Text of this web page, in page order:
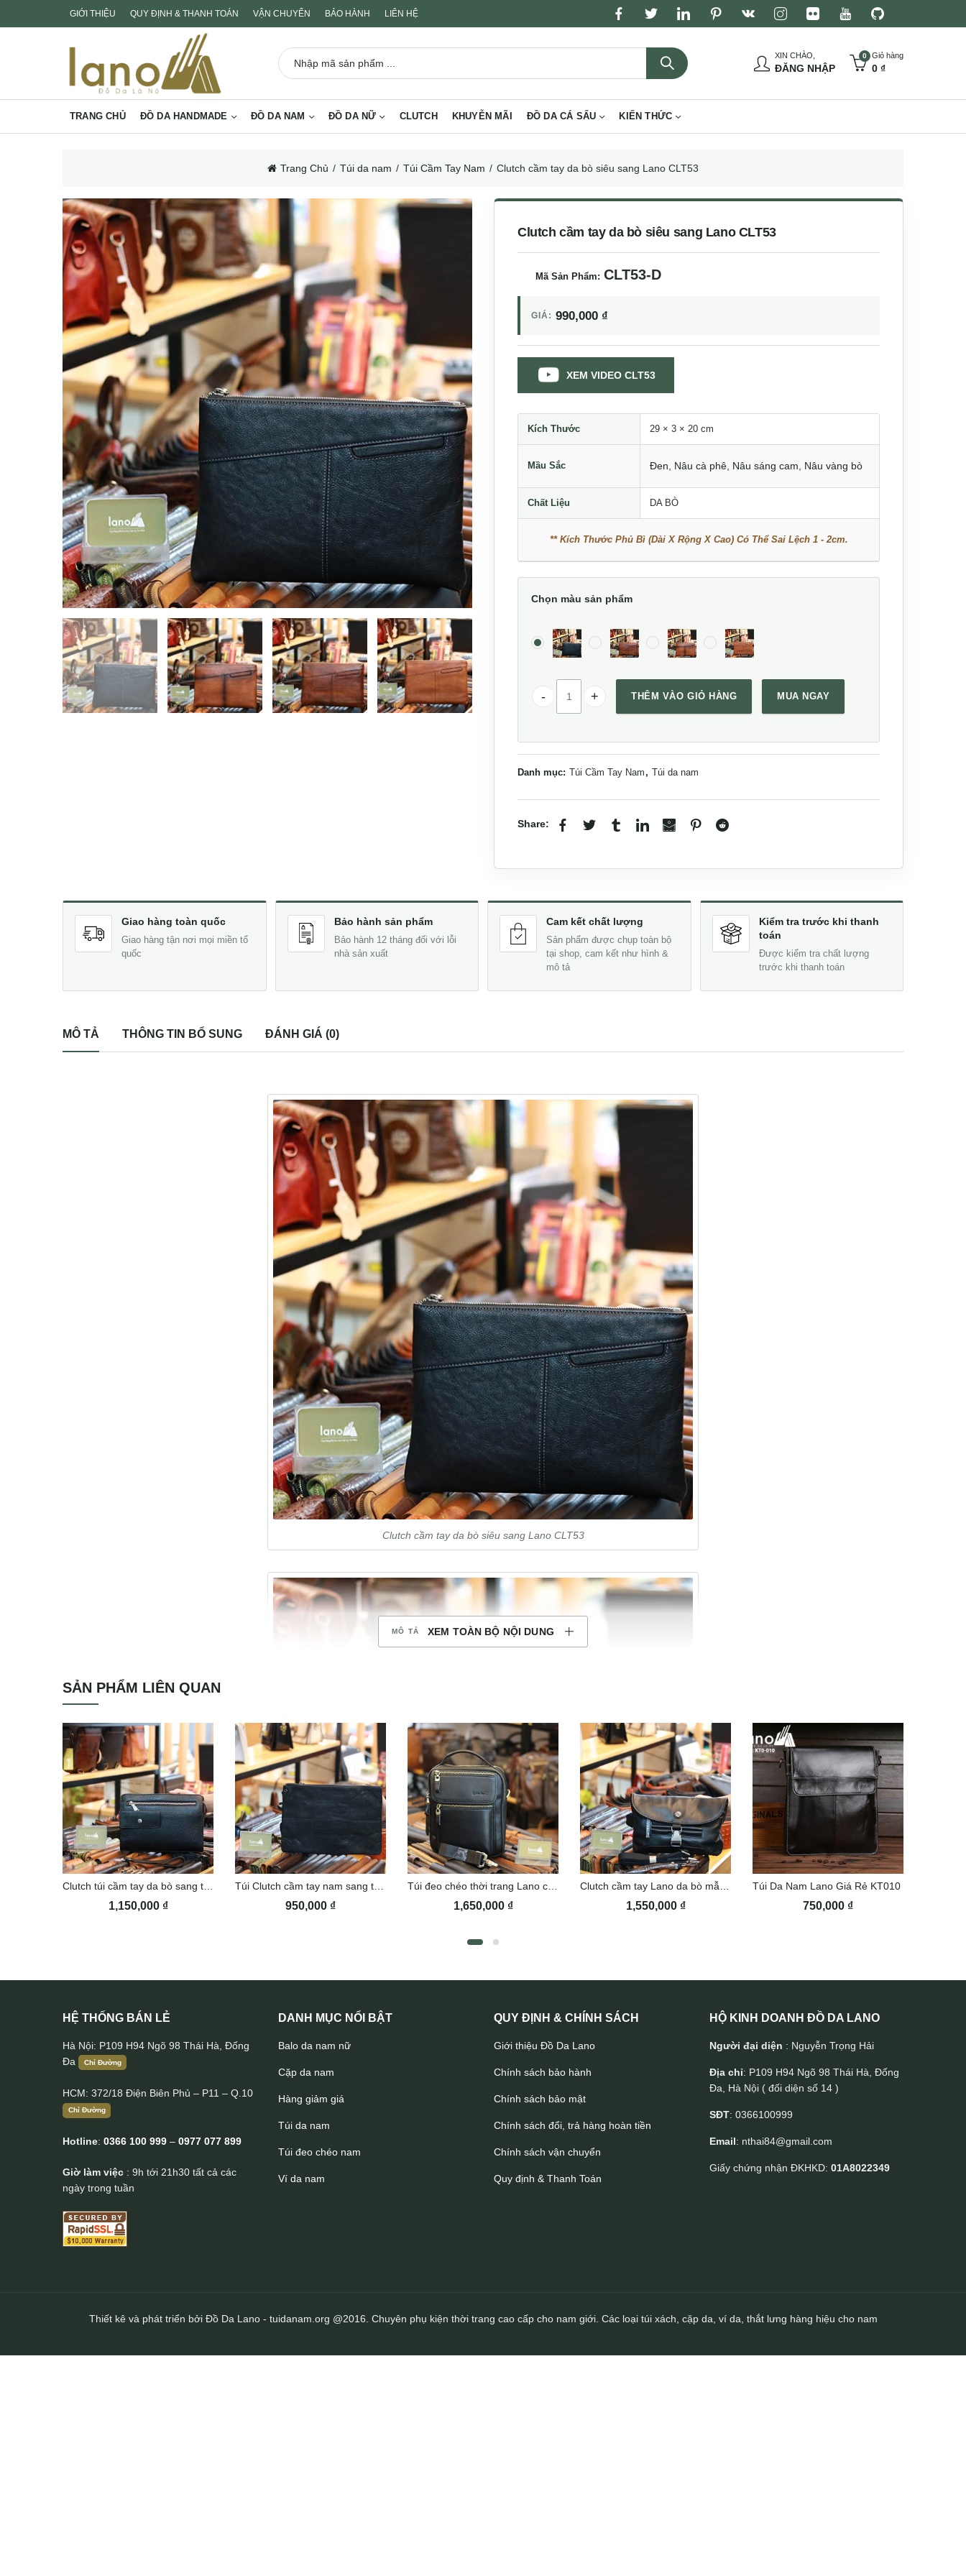
GIỚI THIỆU QUY ĐỊNH & THANH TOÁN VẬN CHUYỂN BẢO HÀNH LIÊN HỆ
XIN CHÀO,
ĐĂNG NHẬP
0 Giỏ hàng
0 ₫
TRANG CHỦ ĐỒ DA HANDMADE ĐỒ DA NAM ĐỒ DA NỮ CLUTCH KHUYỄN MÃI ĐỒ DA CÁ SẤU KIẾN THỨC
Trang Chủ Túi da nam Túi Cầm Tay Nam Clutch cầm tay da bò siêu sang Lano CLT53
Clutch cầm tay da bò siêu sang Lano CLT53
Mã Sản Phẩm: CLT53-D
GIÁ: 990,000 ₫
XEM VIDEO CLT53
Kích Thước 29 × 3 × 20 cm
Mầu Sắc Đen Nâu cà phê Nâu sáng cam Nâu vàng bò
Chất Liệu DA BÒ
** Kích Thước Phủ Bì (Dài X Rộng X Cao) Có Thể Sai Lệch 1 - 2cm.
Chọn màu sản phẩm
Clutch cầm tay da bò siêu sang Lano CLT53 số lượng
THÊM VÀO GIỎ HÀNG MUA NGAY
Danh mục: Túi Cầm Tay Nam , Túi da nam
Share:
Giao hàng toàn quốc
Giao hàng tận nơi mọi miền tổ
quốc
Bảo hành sản phẩm
Bảo hành 12 tháng đối với lỗi
nhà sản xuất
Cam kết chất lượng
Sản phẩm được chụp toàn bộ
tại shop, cam kết như hình &
mô tả
Kiểm tra trước khi thanh
toán
Được kiểm tra chất lượng
trước khi thanh toán
MÔ TẢ THÔNG TIN BỔ SUNG ĐÁNH GIÁ (0)
Clutch cầm tay da bò siêu sang Lano CLT53
Clutch cầm tay da bò siêu sang Lano CLT53
XEM TOÀN BỘ NỘI DUNG
SẢN PHẨM LIÊN QUAN
1,150,000 ₫ 950,000 ₫ 1,650,000 ₫ 1,550,000 ₫
Túi Da Nam Lano Giá Rẻ KT010
750,000 ₫
HỆ THỐNG BÁN LẺ
Hà Nội: P109 H94 Ngõ 98 Thái Hà, Đống
Đa
Chỉ Đường
HCM: 372/18 Điện Biên Phủ – P11 – Q.10
Chỉ Đường
Hotline: 0366 100 999 – 0977 077 899
Giờ làm việc : 9h tới 21h30 tất cả các
ngày trong tuần
DANH MỤC NỔI BẬT
Balo da nam nữ
Cặp da nam
Hàng giảm giá
Túi da nam
Túi đeo chéo nam
Ví da nam
QUY ĐỊNH & CHÍNH SÁCH
Giới thiệu Đồ Da Lano
Chính sách bảo hành
Chính sách bảo mật
Chính sách đổi, trả hàng hoàn tiền
Chính sách vận chuyển
Quy định & Thanh Toán
HỘ KINH DOANH ĐỒ DA LANO
Người đại diện : Nguyễn Trọng Hải
Địa chỉ: P109 H94 Ngõ 98 Thái Hà, Đống
Đa, Hà Nội ( đối diện số 14 )
SĐT: 0366100999
Email: nthai84@gmail.com
Giấy chứng nhận ĐKHKD: 01A8022349
Thiết kê và phát triển bởi Đồ Da Lano - tuidanam.org @2016. Chuyên phụ kiện thời trang cao cấp cho nam giới. Các loại túi xách, cặp da, ví da, thắt lưng hàng hiệu cho nam